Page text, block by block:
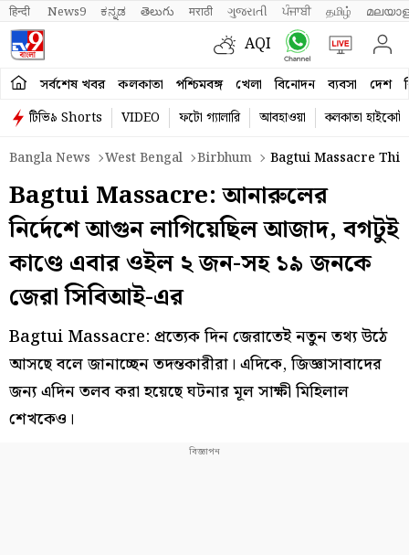
हिन्दी News9 ಕನ್ನಡ తెలుగు मराठी ગુજરાતી ਪੰਜਾਬੀ தமிழ்
AQI
সর্বশেষ খবর কলকাতা পশ্চিমবঙ্গ খেলা বিনোদন ব্যবসা দেশ
টিভি৯ Shorts VIDEO ফটো গ্যালারি আবহাওয়া
কলকাতা হাইকোর্ট
Bangla News
West Bengal Birbhum Bagtui Massacre
Bagtui Massacre: আনারুলের
নির্দেশে আগুন লাগিয়েছিল আজাদ, বগটুই
কাণ্ডে এবার ওইল ২ জন-সহ ১৯ জনকে
জেরা সিবিআই-এর
Bagtui Massacre: প্রত্যেক দিন জেরাতেই নতুন তথ্য উঠে
আসছে বলে জানাচ্ছেন তদন্তকারীরা। এদিকে, জিজ্ঞাসাবাদের
জন্য এদিন তলব করা হয়েছে ঘটনার মূল সাক্ষী মিহিলাল
শেখকেও।